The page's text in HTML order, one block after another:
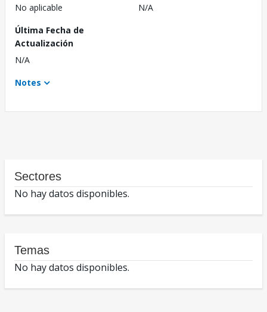
No aplicable
N/A
Última Fecha de
Actualización
N/A
Notes
Sectores
No hay datos disponibles.
Temas
No hay datos disponibles.